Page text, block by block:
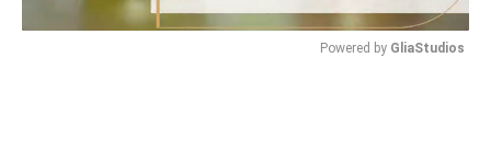
Powered by GliaStudios